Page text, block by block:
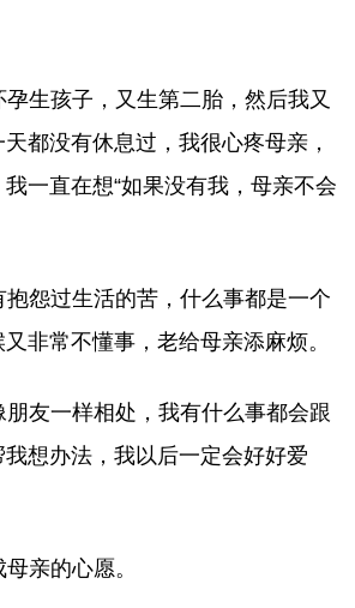
孕生孩子，又生第二胎，然后我又
都没有休息过，我很心疼母亲，
一直在想“如果没有我，母亲不会
抱怨过生活的苦，什么事都是一个
非常不懂事，老给母亲添麻烦。
朋友一样相处，我有什么事都会跟
想办法，我以后一定会好好爱
亲的心愿。